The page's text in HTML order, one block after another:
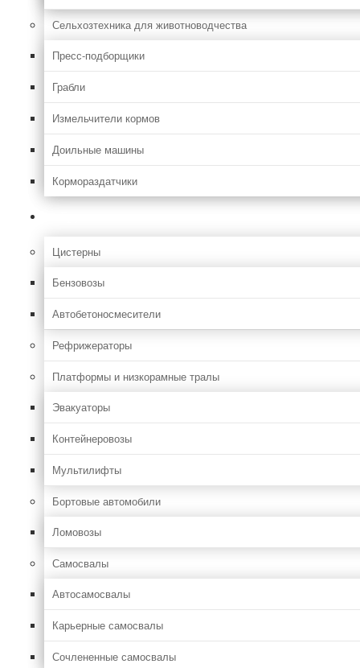
Сельхозтехника для животноводчества
Пресс-подборщики
Грабли
Измельчители кормов
Доильные машины
Кормораздатчики
Цистерны
Бензовозы
Автобетоносмесители
Рефрижераторы
Платформы и низкорамные тралы
Эвакуаторы
Контейнеровозы
Мультилифты
Бортовые автомобили
Ломовозы
Самосвалы
Автосамосвалы
Карьерные самосвалы
Сочлененные самосвалы